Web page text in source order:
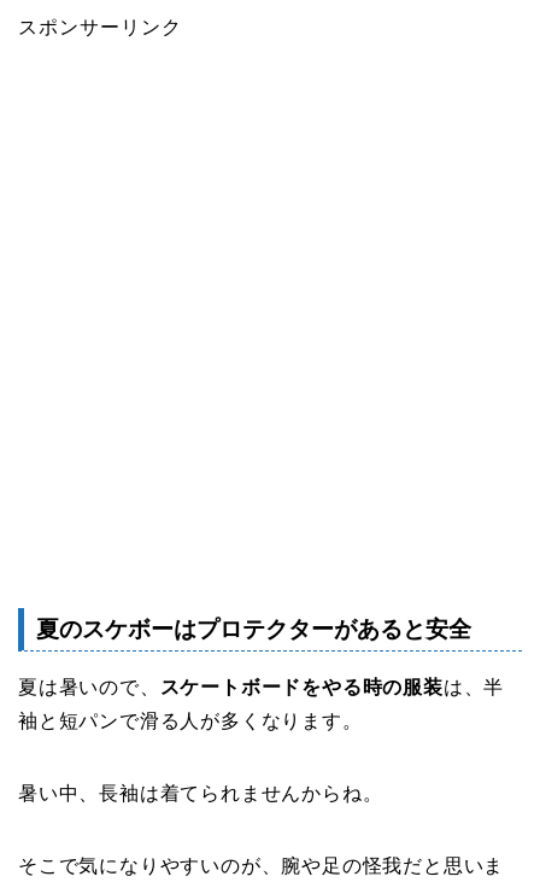
スポンサーリンク
夏のスケボーはプロテクターがあると安全
夏は暑いので、 スケートボードをやる時の服装は、半
袖と短パンで滑る人が多くなります。
暑い中、長袖は着てられませんからね。
そこで気になりやすいのが、腕や足の怪我だと思いま